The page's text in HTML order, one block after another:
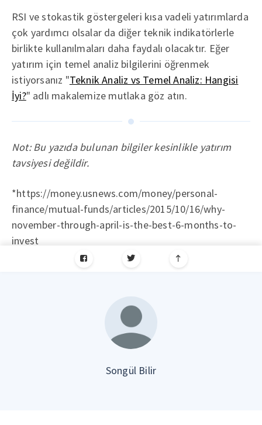
RSI ve stokastik göstergeleri kısa vadeli yatırımlarda
çok yardımcı olsalar da diğer teknik indikatörlerle
birlikte kullanılmaları daha faydalı olacaktır. Eğer
yatırım için temel analiz bilgilerini öğrenmek
istiyorsanız "Teknik Analiz vs Temel Analiz: Hangisi
İyi?" adlı makalemize mutlaka göz atın.
Not: Bu yazıda bulunan bilgiler kesinlikle yatırım
tavsiyesi değildir.
*https://money.usnews.com/money/personal-
finance/mutual-funds/articles/2015/10/16/why-
november-through-april-is-the-best-6-months-to-
invest
Songül Bilir